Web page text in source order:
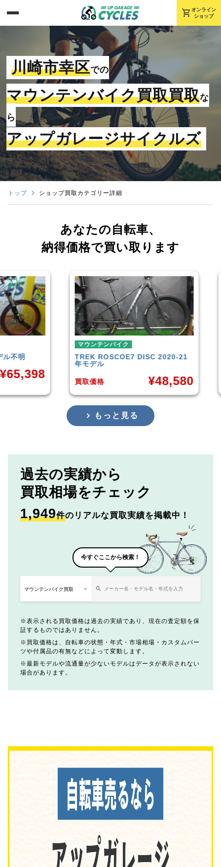
shopping_cart オンライン
ショップ
川崎市幸区での
マウンテンバイク買取買取な
ら
アップガレージサイクルズ
トップ ショップ買取カテゴリー詳細
あなたの自転車、
納得価格で買い取ります
マウンテンバイク
ROSCOE7 DISC 2020-21
¥ 48,580
Rocky
買取価格
もっと見る
過去の実績から
買取相場をチェック
1,949件のリアルな買取実績を掲載中！
今すぐここから検索！
表示される買取価格は過去の実績であり、現在の査定額を保
証するものではありません。
買取価格は、自転車の状態・年式・市場相場・カスタムパー
ツや付属品の有無などによって変動します。
最新モデルや流通量が少ないモデルはデータが表示されない
場合があります。